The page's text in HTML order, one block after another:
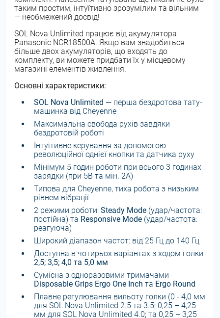
таким простим, інтуїтивно зрозумілим та вільним
— необмежений досвід!
SOL Nova Unlimited працює від акумулятора
Panasonic NCR18500A. Якщо вам знадобиться
більше двох акумуляторів, що входять до
комплекту, ви можете придбати їх у місцевому
магазині елементів живлення.
Основні характеристики:
SOL Nova Unlimited — перша бездротова тату-
машинка від Cheyenne
Максимальна свобода рухів завдяки
бездротовій роботі
Інтуїтивне керування за допомогою
революційної однієї кнопки та датчика руху
Мінімум 5 годин роботи при всього 3 годинах
зарядки (при 5В та мін. 2А)
Типова для Cheyenne, тиха робота з низьким
рівнем вібрації
2 режими роботи: Steady Mode (удар/частота:
постійна) та Responsive Mode (удар/частота:
реагуюча)
Широкий діапазон частот: від 25 Гц до 140 Гц
Доступна в чотирьох варіантах з ходом голки
2,5; 3,5; 4,0 та 5,0 мм
Сумісна з одноразовими тримачами
Disposable Grips Ergo One Inch та Ergo Round
Плавне регулювання вильоту голки (0 - 4,0 мм
для SOL Nova Unlimited 2.5 та 3.5; 0,25 – 4,25
мм для SOL Nova Unlimited 4.0; та 0,25 – 3,25